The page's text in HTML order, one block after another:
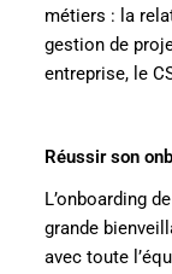
métiers : la
gestion de
entreprise, le
Réussir son
L’onboarding
grande
avec toute